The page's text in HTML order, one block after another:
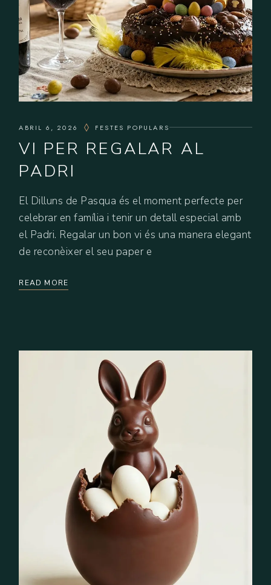
ABRIL 6, 2026 FESTES POPULARS
VI PER REGALAR AL
PADRI
El Dilluns de Pasqua és el moment perfecte per
celebrar en família i tenir un detall especial amb
el Padri. Regalar un bon vi és una manera elegant
de reconèixer el seu paper e
READ MORE